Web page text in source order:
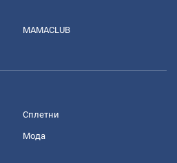
MAMACLUB
Сплетни
Мода